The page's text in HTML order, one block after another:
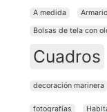
A medida
Bolsas de tela con
Cuadros
decoración marinera
fotografías